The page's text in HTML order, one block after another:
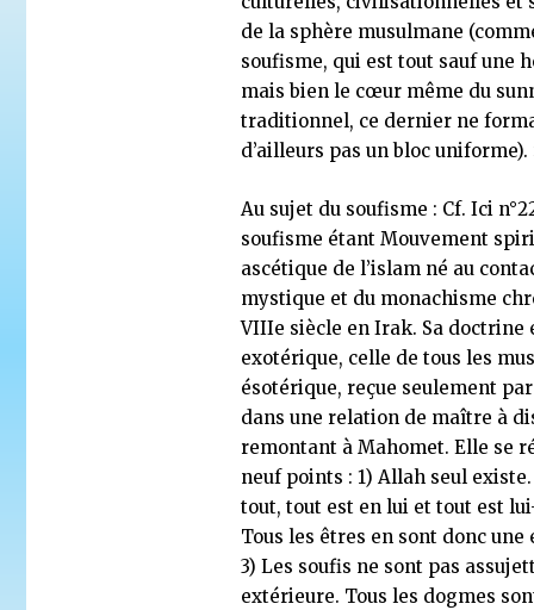
de la sphère musulmane
soufisme, qui est tout sauf une
mais bien le cœur même du
traditionnel, ce dernier ne
d’ailleurs pas un bloc uniforme).
Au sujet du soufisme : Cf.Ici
soufisme étant Mouvement
ascétique de l’islam né au
mystique et du monachisme
VIIIe siècle en Irak. Sa doctrine
exotérique, celle de tous les
ésotérique, reçue seulement
dans une relation de maître à
remontant à Mahomet. Elle se
neuf points : 1) Allah seul
tout, tout est en lui et tout est
Tous les êtres en sont donc une
3) Les soufis ne sont pas
extérieure. Tous les dogmes